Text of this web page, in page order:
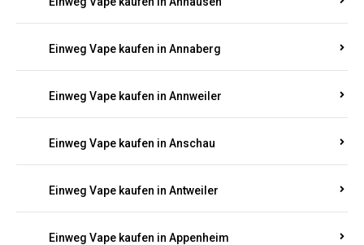
Einweg Vape kaufen in Annaberg
Einweg Vape kaufen in Annweiler
Einweg Vape kaufen in Anschau
Einweg Vape kaufen in Antweiler
Einweg Vape kaufen in Appenheim